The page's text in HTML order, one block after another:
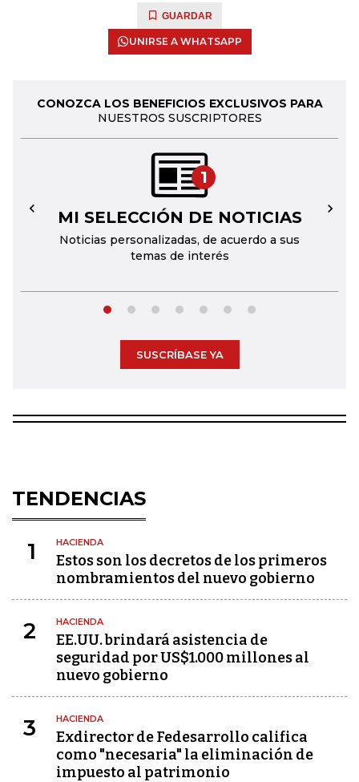
GUARDAR
UNIRSE A WHATSAPP
CONOZCA LOS BENEFICIOS EXCLUSIVOS PARA
NUESTROS SUSCRIPTORES
1
MI SELECCIÓN DE NOTICIAS
Noticias personalizadas, de acuerdo a sus
temas de interés
← →
SUSCRÍBASE YA
TENDENCIAS
1 HACIENDA
Estos son los decretos de los primeros
nombramientos del nuevo gobierno
2 HACIENDA
EE.UU. brindará asistencia de
seguridad por US$1.000 millones al
nuevo gobierno
3 HACIENDA
Exdirector de Fedesarrollo califica
como "necesaria" la eliminación de
impuesto al patrimonio